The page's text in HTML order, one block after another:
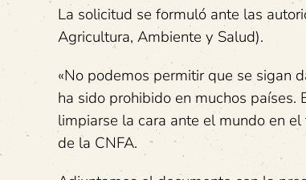
La solicitud se formuló ante las
Agricultura, Ambiente y Salud).
«No podemos permitir que se sigan
ha sido prohibido en muchos
limpiarse la cara ante el mundo en
de la CNFA.